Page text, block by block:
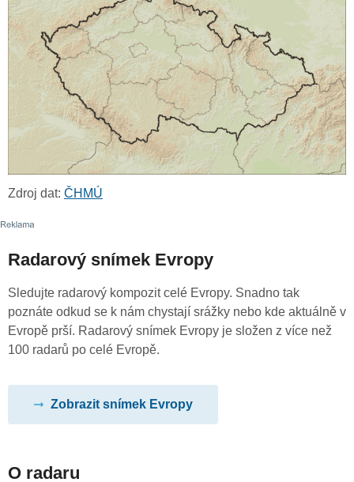
Zdroj dat: ČHMÚ
Radarový snímek Evropy
Sledujte radarový kompozit celé Evropy. Snadno tak
poznáte odkud se k nám chystají srážky nebo kde aktuálně v
Evropě prší. Radarový snímek Evropy je složen z více než
100 radarů po celé Evropě.
Zobrazit snímek Evropy
O radaru